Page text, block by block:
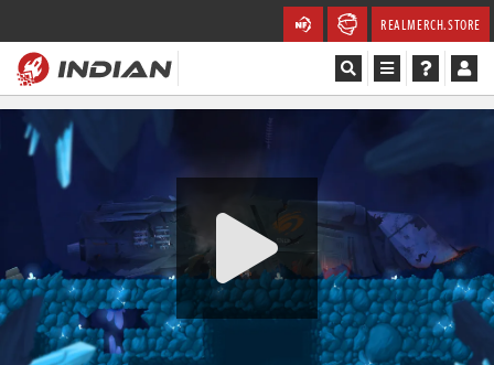
REALMERCH.STORE
Magazín
Recenze
Soutěže
Databáze